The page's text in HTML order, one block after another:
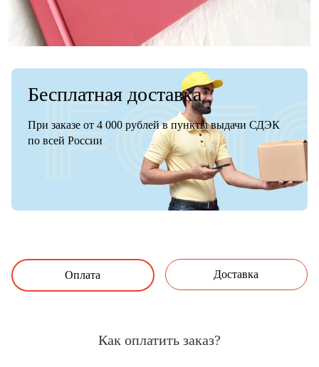
Бесплатная доставка
При заказе от 4 000 рублей в пункты выдачи СДЭК
по всей России
Оплата Доставка
Как оплатить заказ?